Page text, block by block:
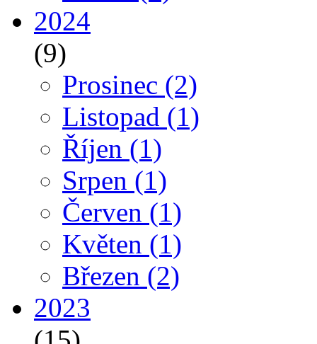
2024
(9)
Prosinec (2)
Listopad (1)
Říjen (1)
Srpen (1)
Červen (1)
Květen (1)
Březen (2)
2023